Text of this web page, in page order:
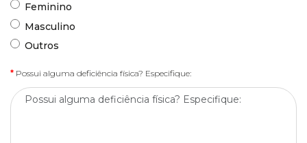
Feminino
Masculino
Outros
Possui alguma deficiência física? Especifique: